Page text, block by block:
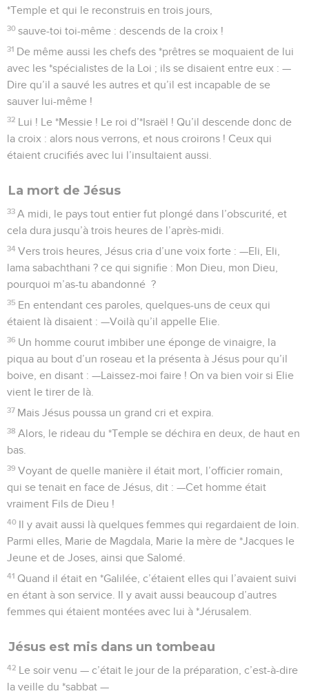
*Temple et qui le reconstruis en trois jours,
30 sauve-toi toi-même : descends de la croix !
31 De même aussi les chefs des *prêtres se moquaient de lui
avec les *spécialistes de la Loi ; ils se disaient entre eux : —
Dire qu’il a sauvé les autres et qu’il est incapable de se
sauver lui-même !
32 Lui ! Le *Messie ! Le roi d’*Israël ! Qu’il descende donc de
la croix : alors nous verrons, et nous croirons ! Ceux qui
étaient crucifiés avec lui l’insultaient aussi.
La mort de Jésus
33 A midi, le pays tout entier fut plongé dans l’obscurité, et
cela dura jusqu’à trois heures de l’après-midi.
34 Vers trois heures, Jésus cria d’une voix forte : —Eli, Eli,
lama sabachthani ? ce qui signifie : Mon Dieu, mon Dieu,
pourquoi m’as-tu abandonné ?
35 En entendant ces paroles, quelques-uns de ceux qui
étaient là disaient : —Voilà qu’il appelle Elie.
36 Un homme courut imbiber une éponge de vinaigre, la
piqua au bout d’un roseau et la présenta à Jésus pour qu’il
boive, en disant : —Laissez-moi faire ! On va bien voir si Elie
vient le tirer de là.
37 Mais Jésus poussa un grand cri et expira.
38 Alors, le rideau du *Temple se déchira en deux, de haut en
bas.
39 Voyant de quelle manière il était mort, l’officier romain,
qui se tenait en face de Jésus, dit : —Cet homme était
vraiment Fils de Dieu !
40 Il y avait aussi là quelques femmes qui regardaient de loin.
Parmi elles, Marie de Magdala, Marie la mère de *Jacques le
Jeune et de Joses, ainsi que Salomé.
41 Quand il était en *Galilée, c’étaient elles qui l’avaient suivi
en étant à son service. Il y avait aussi beaucoup d’autres
femmes qui étaient montées avec lui à *Jérusalem.
Jésus est mis dans un tombeau
42 Le soir venu — c’était le jour de la préparation, c’est-à-dire
la veille du *sabbat —